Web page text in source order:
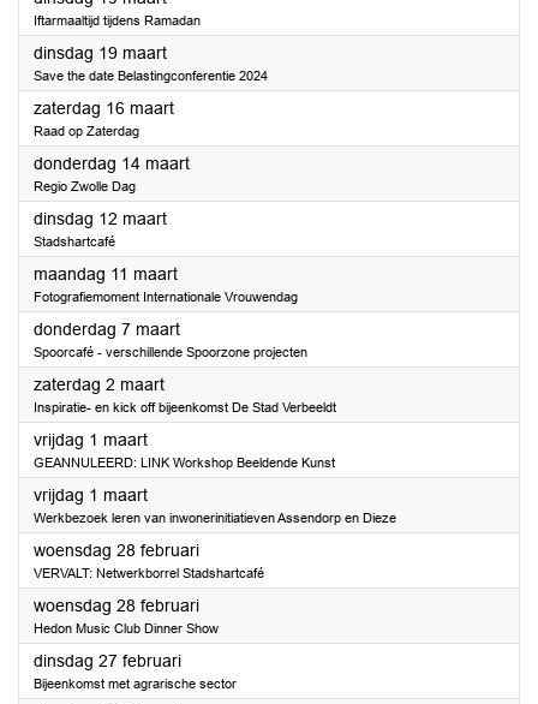
Iftarmaaltijd tijdens Ramadan
dinsdag 19 maart2024
Save the date Belastingconferentie 2024
zaterdag 16 maart2024
Raad op Zaterdag
donderdag 14 maart2024
Regio Zwolle Dag
dinsdag 12 maart2024
Stadshartcafé
maandag 11 maart2024
Fotografiemoment Internationale Vrouwendag
donderdag 7 maart2024
Spoorcafé - verschillende Spoorzone projecten
zaterdag 2 maart2024
Inspiratie- en kick off bijeenkomst De Stad Verbeeldt
vrijdag 1 maart2024
GEANNULEERD: LINK Workshop Beeldende Kunst
vrijdag 1 maart2024
Werkbezoek leren van inwonerinitiatieven Assendorp en Dieze
woensdag 28 februari2024
VERVALT: Netwerkborrel Stadshartcafé
woensdag 28 februari2024
Hedon Music Club Dinner Show
dinsdag 27 februari2024
Bijeenkomst met agrarische sector